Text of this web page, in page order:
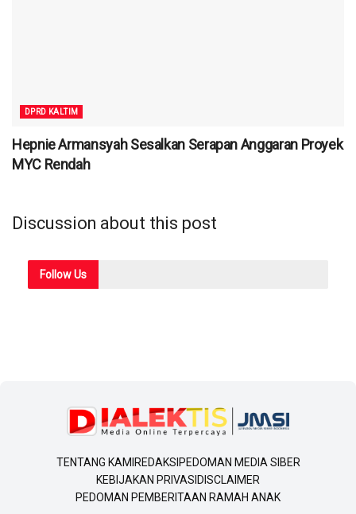
DPRD KALTIM
Hepnie Armansyah Sesalkan Serapan Anggaran Proyek
MYC Rendah
Discussion about this post
FollowUs
TENTANG KAMI REDAKSI PEDOMAN MEDIA SIBER
KEBIJAKAN PRIVASI DISCLAIMER
PEDOMAN PEMBERITAAN RAMAH ANAK